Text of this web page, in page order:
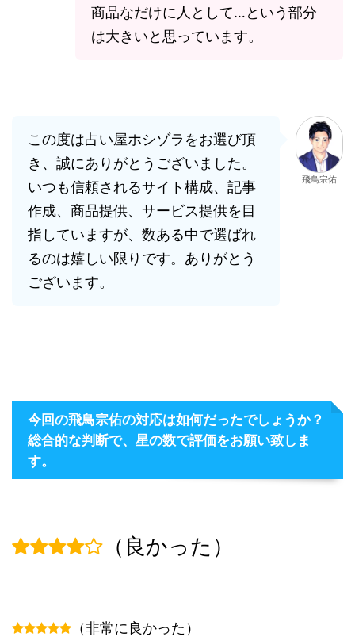
商品なだけに人として…という部分
は大きいと思っています。
この度は占い屋ホシゾラをお選び頂
き、誠にありがとうございました。
いつも信頼されるサイト構成、記事
作成、商品提供、サービス提供を目
指していますが、数ある中で選ばれ
るのは嬉しい限りです。ありがとう
ございます。
飛鳥宗佑
今回の飛鳥宗佑の対応は如何だったでしょうか？
総合的な判断で、星の数で評価をお願い致しま
す。
（良かった）
（非常に良かった）